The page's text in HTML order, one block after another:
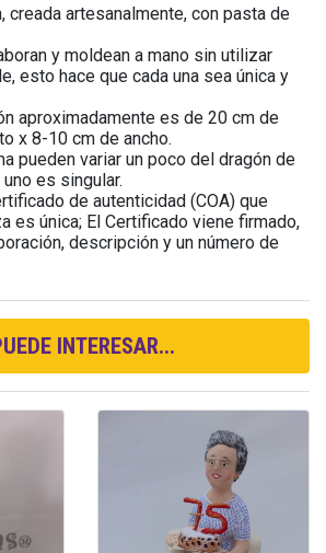
creada artesanalmente, con pasta de
y moldean a mano sin utilizar
esto hace que cada una sea única y
aproximadamente es de 20 cm de
x 8-10 cm de ancho.
pueden variar un poco del dragón de
es singular.
de autenticidad (COA) que
es única; El Certificado viene firmado,
descripción y un número de
INTERESAR...